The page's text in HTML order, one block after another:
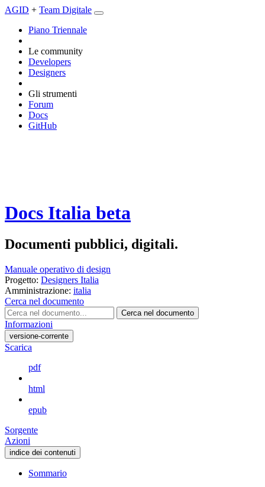
AGID + Team Digitale
Piano Triennale
Le community
Developers
Designers
Gli strumenti
Forum
Docs
GitHub
Docs Italia beta
Documenti pubblici, digitali.
Manuale operativo di design
Progetto: Designers Italia
Amministrazione: italia
Cerca nel documento
Cerca nel documento
Informazioni
versione-corrente
Scarica
pdf
html
epub
Sorgente
Azioni
indice dei contenuti
Sommario